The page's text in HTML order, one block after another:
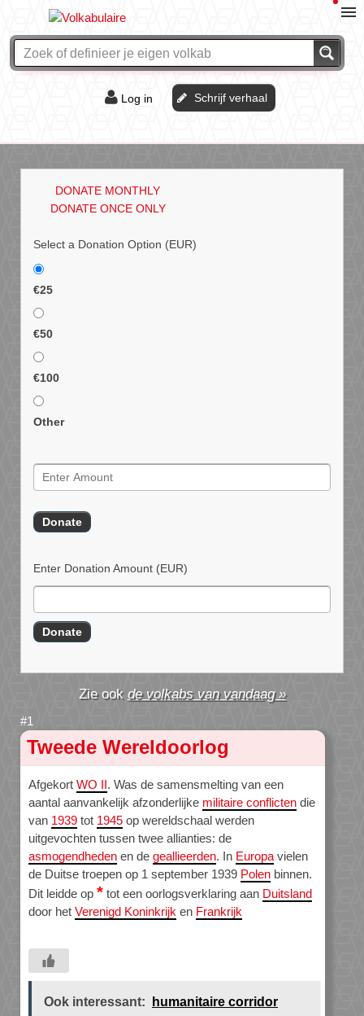
Log in Schrijf verhaal
DONATE MONTHLY
DONATE ONCE ONLY
Select a Donation Option (EUR)
€25
€50
€100
Other
Enter Donation Amount (EUR)
de volkabs van vandaag »
Tweede Wereldoorlog
Afgekort WO II. Was de samensmelting van een
aantal aanvankelijk afzonderlijke militaire conflicten die
van 1939 tot 1945 op wereldschaal werden
uitgevochten tussen twee allianties: de
asmogendheden en de geallieerden. In Europa vielen
de Duitse troepen op 1 september 1939 Polen binnen.
Dit leidde op * tot een oorlogsverklaring aan Duitsland
door het Verenigd Koninkrijk en Frankrijk
Ook interessant: humanitaire corridor